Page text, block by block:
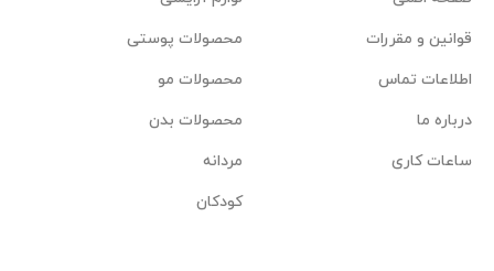
قوانین و مقررات
اطلاعات تماس
درباره ما
ساعات کاری
محصولات پوستی
محصولات مو
محصولات بدن
مردانه
کودکان